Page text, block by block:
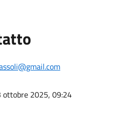
ottobre 2025, 09:24